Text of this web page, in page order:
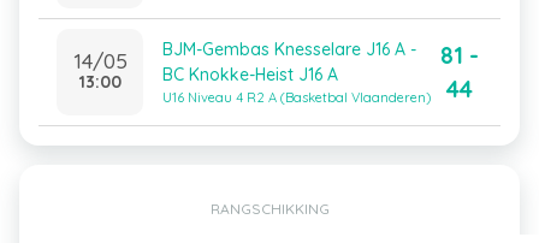
14/05
13:00
BJM-Gembas Knesselare J16 A -
BC Knokke-Heist J16 A
U16 Niveau 4 R2 A (Basketbal Vlaanderen)
81 -
44
RANGSCHIKKING